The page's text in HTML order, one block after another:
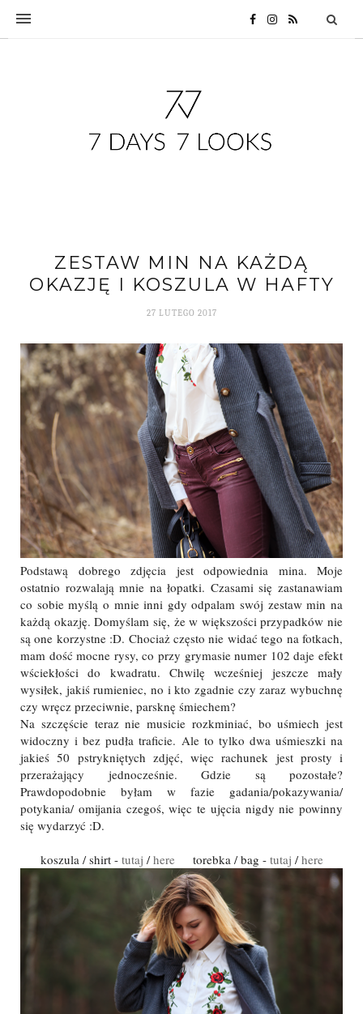
ZESTAW MIN NA KAŻDĄ
OKAZJĘ I KOSZULA W HAFTY
27 LUTEGO 2017
Podstawą dobrego zdjęcia jest odpowiednia mina. Moje
ostatnio rozwalają mnie na łopatki. Czasami się zastanawiam
co sobie myślą o mnie inni gdy odpalam swój zestaw min na
każdą okazję. Domyślam się, że w większości przypadków nie
są one korzystne :D. Chociaż często nie widać tego na fotkach,
mam dość mocne rysy, co przy grymasie numer 102 daje efekt
wściekłości do kwadratu. Chwilę wcześniej jeszcze mały
wysiłek, jakiś rumieniec, no i kto zgadnie czy zaraz wybuchnę
czy wręcz przeciwnie, parsknę śmiechem?
Na szczęście teraz nie musicie rozkminiać, bo uśmiech jest
widoczny i bez pudła traficie. Ale to tylko dwa uśmieszki na
jakieś 50 pstrykniętych zdjęć, więc rachunek jest prosty i
przerażający jednocześnie. Gdzie są pozostałe?
Prawdopodobnie byłam w fazie gadania/pokazywania/
potykania/ omijania czegoś, więc te ujęcia nigdy nie powinny
się wydarzyć :D.
koszula / shirt - tutaj /here torebka / bag - tutaj /here